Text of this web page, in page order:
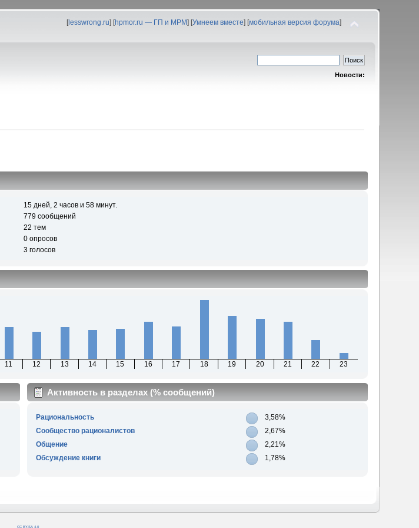
[lesswrong.ru] [hpmor.ru — ГП и МРМ] [Умнеем вместе] [мобильная версия форума]
Новости:
15 дней, 2 часов и 58 минут.
779 сообщений
22 тем
0 опросов
3 голосов
11 12 13 14 15 16 17 18 19 20 21 22 23
Активность в разделах (% сообщений)
Рациональность
3,58%
Сообщество рационалистов
2,67%
Общение
2,21%
Обсуждение книги
1,78%
CC BY-SA 4.0